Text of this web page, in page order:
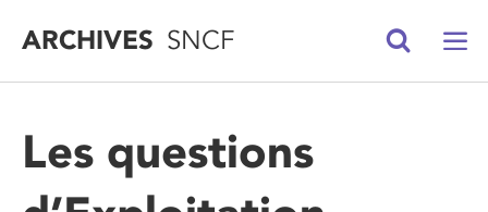
ARCHIVESSNCF
Les questions